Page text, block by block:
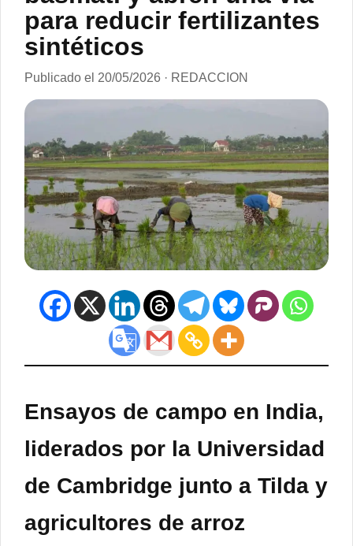
para reducir fertilizantes
sintéticos
Publicado el 20/05/2026 · REDACCION
Ensayos de campo en India,
liderados por la Universidad
de Cambridge junto a Tilda y
agricultores de arroz